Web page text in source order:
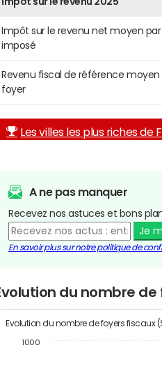
Impôt sur le revenu net moyen
imposé
Revenu fiscal de référence moyen
foyer
Les villes les plus riches de
A ne pas manquer
Recevez nos astuces et bons
Je
En savoir plus sur notre politique de
du nombre de
Evolution du nombre de foyers fiscaux
1000